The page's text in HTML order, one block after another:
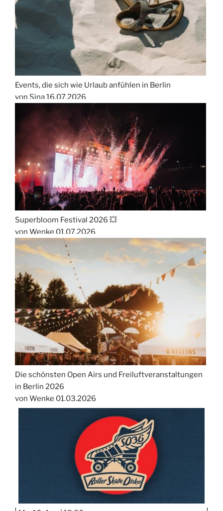
Events, die sich wie Urlaub anfühlen in Berlin
von Sina16.07.2026
Superbloom Festival 2026 💥
von Wenke 01.07.2026
Die schönsten Open Airs und Freiluftveranstaltungen
in Berlin 2026
von Wenke 01.03.2026